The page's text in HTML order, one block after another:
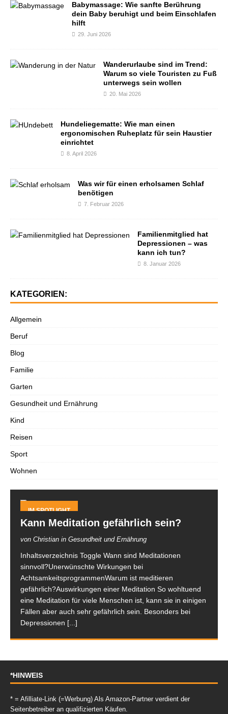
Babymassage: Wie sanfte Berührung
dein Baby beruhigt und beim Einschlafen
hilft
29. Juni 2026
Wanderurlaube sind im Trend:
Warum so viele Touristen zu Fuß
unterwegs sein wollen
20. Mai 2026
Hundeliegematte: Wie man einen
ergonomischen Ruheplatz für sein Haustier
einrichtet
8. April 2026
Was wir für einen erholsamen Schlaf
benötigen
7. Februar 2026
Familienmitglied hat
Depressionen – was
kann ich tun?
8. Januar 2026
KATEGORIEN:
Allgemein
Beruf
Blog
Familie
Garten
Gesundheit und Ernährung
Kind
Reisen
Sport
Wohnen
IM SPOTLIGHT
Kann Meditation gefährlich sein?
von Christian in Gesundheit und Ernährung
Inhaltsverzeichnis Toggle Wann sind Meditationen
sinnvoll?Unerwünschte Wirkungen bei
AchtsamkeitsprogrammenWarum ist meditieren
gefährlich?Auswirkungen einer Meditation So wohltuend
eine Meditation für viele Menschen ist, kann sie in einigen
Fällen aber auch sehr gefährlich sein. Besonders bei
Depressionen [...]
*HINWEIS
* = Afilliate-Link (=Werbung) Als Amazon-Partner verdient der
Seitenbetreiber an qualifizierten Käufen.